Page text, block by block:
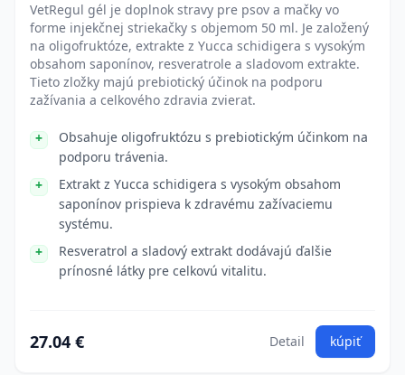
VetRegul gél je doplnok stravy pre psov a mačky vo
forme injekčnej striekačky s objemom 50 ml. Je založený
na oligofruktóze, extrakte z Yucca schidigera s vysokým
obsahom saponínov, resveratrole a sladovom extrakte.
Tieto zložky majú prebiotický účinok na podporu
zažívania a celkového zdravia zvierat.
Obsahuje oligofruktózu s prebiotickým účinkom na
podporu trávenia.
Extrakt z Yucca schidigera s vysokým obsahom
saponínov prispieva k zdravému zažívaciemu
systému.
Resveratrol a sladový extrakt dodávajú ďalšie
prínosné látky pre celkovú vitalitu.
27.04 € Detail kúpiť